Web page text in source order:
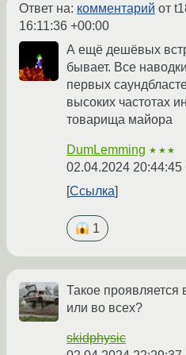
Ответ на: комментарий от
16:11:36 +00:00
А ещё дешёвых
бывает. Все
первых
высоких частотах
товарища майора
DumLemming ★★★
02.04.2024 20:44:45
Ссылка
1
Такое проявляется
или во всех?
skidphysic